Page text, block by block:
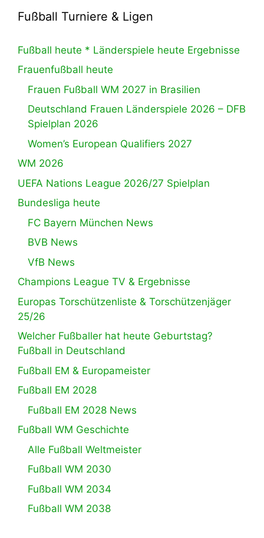
Fußball Turniere & Ligen
Fußball heute * Länderspiele heute Ergebnisse
Frauenfußball heute
Frauen Fußball WM 2027 in Brasilien
Deutschland Frauen Länderspiele 2026 – DFB
Spielplan 2026
Women’s European Qualifiers 2027
WM 2026
UEFA Nations League 2026/27 Spielplan
Bundesliga heute
FC Bayern München News
BVB News
VfB News
Champions League TV & Ergebnisse
Europas Torschützenliste & Torschützenjäger
25/26
Welcher Fußballer hat heute Geburtstag?
Fußball in Deutschland
Fußball EM & Europameister
Fußball EM 2028
Fußball EM 2028 News
Fußball WM Geschichte
Alle Fußball Weltmeister
Fußball WM 2030
Fußball WM 2034
Fußball WM 2038